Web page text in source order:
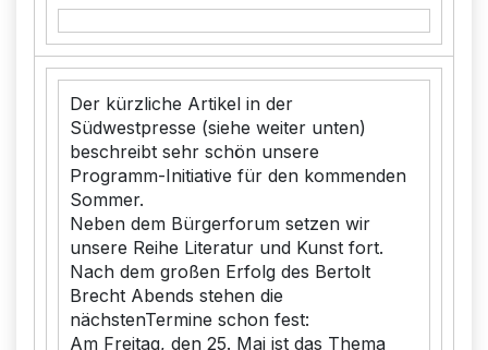
Der kürzliche Artikel in der
Südwestpresse (siehe weiter unten)
beschreibt sehr schön unsere
Programm-Initiative für den kommenden
Sommer.
Neben dem Bürgerforum setzen wir
unsere Reihe Literatur und Kunst fort.
Nach dem großen Erfolg des Bertolt
Brecht Abends stehen die
nächstenTermine schon fest:
Am Freitag, den 25. Mai ist das Thema